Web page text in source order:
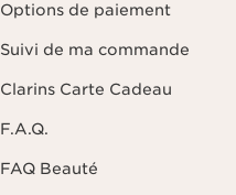
Options de paiement
Suivi de ma commande
Clarins Carte Cadeau
F.A.Q.
FAQ Beauté